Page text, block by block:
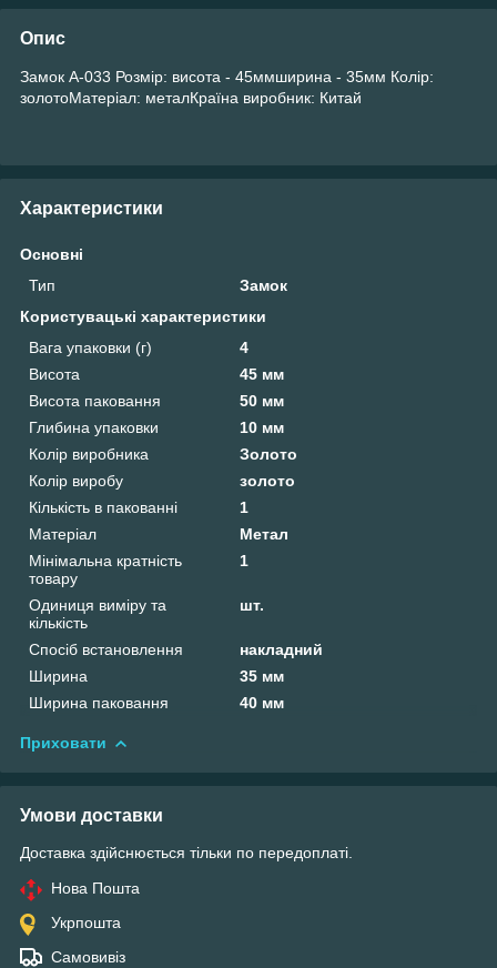
Опис
Замок А-033 Розмір: висота - 45ммширина - 35мм Колір:
золотоМатеріал: металКраїна виробник: Китай
Характеристики
Основні
Тип
Замок
Користувацькі характеристики
Вага упаковки (г)
4
Висота
45 мм
Висота паковання
50 мм
Глибина упаковки
10 мм
Колір виробника
Золото
Колір виробу
золото
Кількість в пакованні
1
Матеріал
Метал
Мінімальна кратність
товару
1
Одиниця виміру та
кількість
шт.
Спосіб встановлення
накладний
Ширина
35 мм
Ширина паковання
40 мм
Приховати
Умови доставки
Доставка здійснюється тільки по передоплаті.
Нова Пошта
Укрпошта
Самовивіз